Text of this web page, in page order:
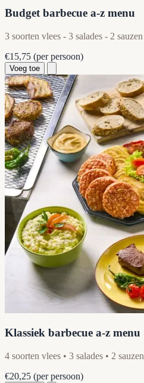
Budget barbecue a-z menu
3 soorten vlees - 3 salades - 2 sauzen
€15,75 (per persoon)
Voeg toe
Klassiek barbecue a-z menu
4 soorten vlees • 3 salades • 2 sauzen
€20,25 (per persoon)